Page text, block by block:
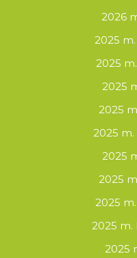
2026
2025
2025
2025
2025
2025
2025
2025
2025
2025 m.
2025